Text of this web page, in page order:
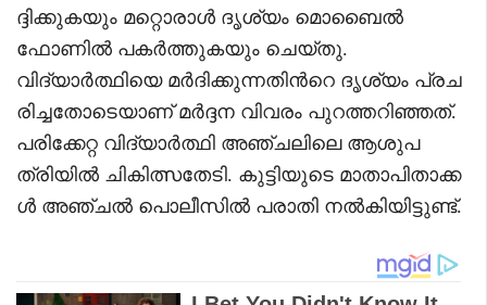
ദ്ദിക്കുകയും മറ്റൊരാൾ ദൃശ്യം മൊബൈൽ
ഫോണിൽ പകർത്തുകയും ചെയ്തു.
വിദ്യാര്‍ത്ഥിയെ മര്‍ദിക്കുന്നതിന്‍റെ ദൃശ്യം പ്രച
രിച്ചതോടെയാണ് മർദ്ദന വിവരം പുറത്തറിഞ്ഞത്.
പരിക്കേറ്റ വിദ്യാർത്ഥി അഞ്ചലിലെ ആശുപ
ത്രിയിൽ ചികിത്സതേടി. കുട്ടിയുടെ മാതാപിതാക്ക
ൾ അഞ്ചൽ പൊലീസിൽ പരാതി നൽകിയിട്ടുണ്ട്.